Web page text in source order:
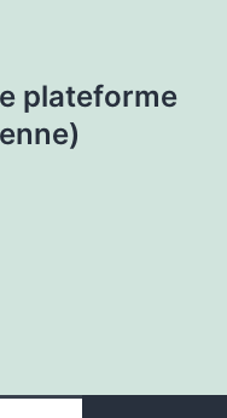
plateforme